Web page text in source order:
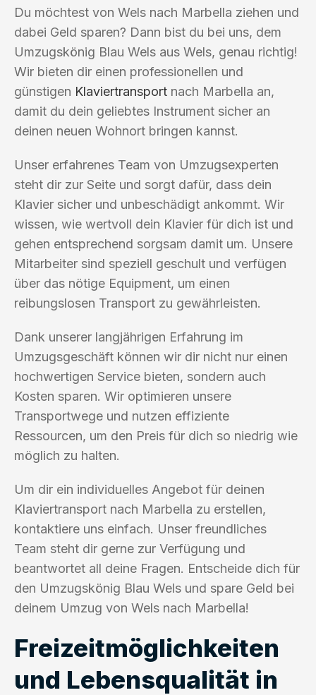
Du möchtest von Wels nach Marbella ziehen und
dabei Geld sparen? Dann bist du bei uns, dem
Umzugskönig Blau Wels aus Wels, genau richtig!
Wir bieten dir einen professionellen und
günstigen Klaviertransport nach Marbella an,
damit du dein geliebtes Instrument sicher an
deinen neuen Wohnort bringen kannst.
Unser erfahrenes Team von Umzugsexperten
steht dir zur Seite und sorgt dafür, dass dein
Klavier sicher und unbeschädigt ankommt. Wir
wissen, wie wertvoll dein Klavier für dich ist und
gehen entsprechend sorgsam damit um. Unsere
Mitarbeiter sind speziell geschult und verfügen
über das nötige Equipment, um einen
reibungslosen Transport zu gewährleisten.
Dank unserer langjährigen Erfahrung im
Umzugsgeschäft können wir dir nicht nur einen
hochwertigen Service bieten, sondern auch
Kosten sparen. Wir optimieren unsere
Transportwege und nutzen effiziente
Ressourcen, um den Preis für dich so niedrig wie
möglich zu halten.
Um dir ein individuelles Angebot für deinen
Klaviertransport nach Marbella zu erstellen,
kontaktiere uns einfach. Unser freundliches
Team steht dir gerne zur Verfügung und
beantwortet all deine Fragen. Entscheide dich für
den Umzugskönig Blau Wels und spare Geld bei
deinem Umzug von Wels nach Marbella!
Freizeitmöglichkeiten
und Lebensqualität in